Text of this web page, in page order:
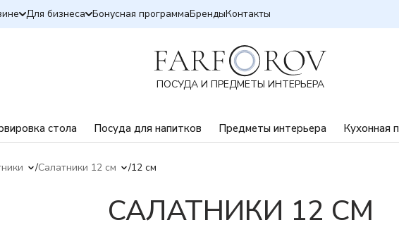
Для бизнеса Бонусная программаБрендыКонтакты
ПОСУДА И ПРЕДМЕТЫ ИНТЕРЬЕРА
стола Посуда для напитков Предметы интерьера Кухонная
Салатники 12 см 12 см
САЛАТНИКИ 12 СМ